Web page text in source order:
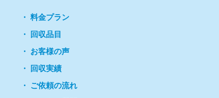
料金プラン
回収品目
お客様の声
回収実績
ご依頼の流れ